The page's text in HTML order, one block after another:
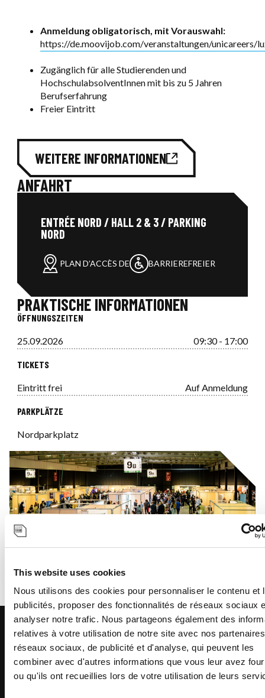
This website uses cookies
Nous utilisons des cookies pour personnaliser le contenu et
publicités, proposer des fonctionnalités de réseaux sociaux
analyser notre trafic. Nous partageons également des
relatives à votre utilisation de notre site avec nos
réseaux sociaux, de publicité et d'analyse, qui peuvent les
combiner avec d'autres informations que vous leur avez
ou qu'ils ont recueillies lors de votre utilisation de leurs
Anmeldung obligatorisch, mit Vorauswahl:
https://de.moovijob.com/veranstaltungen/unicareers/
Zugänglich für alle Studierenden und
HochschulabsolventInnen mit bis zu 5 Jahren
Berufserfahrung
Freier Eintritt
WEITERE INFORMATIONEN
ANFAHRT
ENTRÉE NORD / HALL 2 & 3 / PARKING
NORD
PLAN D’ACCÈS DE BARRIEREFREIER
PRAKTISCHE INFORMATIONEN
ÖFFNUNGSZEITEN
25.09.2026 09:30 - 17:00
TICKETS
Eintritt frei Auf Anmeldung
PARKPLÄTZE
Nordparkplatz
ENTRÉE NORD / HALL
2 & 3 / PARKING NORD